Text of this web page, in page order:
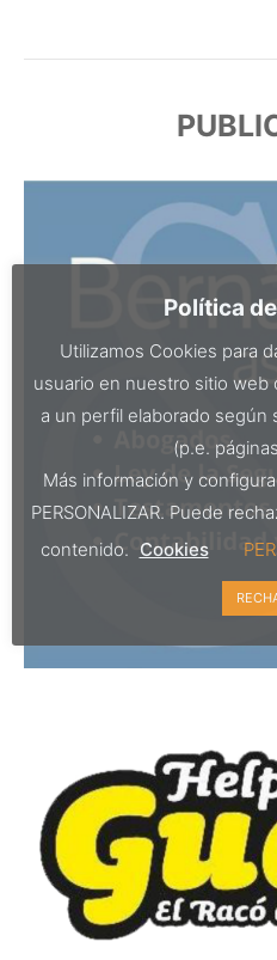
Política
Utilizamos Cookies para
usuario en nuestro sitio web
a un perfil elaborado según
(p.e.
Más información y
PERSONALIZAR. Puede
contenido. Cookies